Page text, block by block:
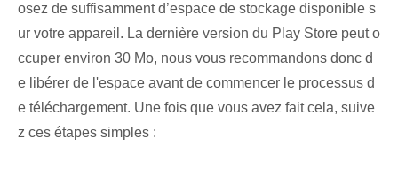
osez de suffisamment d’espace de stockage disponible s
ur votre appareil. La dernière version du Play⁣ Store peut o
ccuper environ 30‍ Mo, nous vous recommandons donc⁣ d
e libérer de l'espace avant de commencer le⁢ processus d
e téléchargement. Une fois que vous avez fait cela, suive
z ces étapes simples :